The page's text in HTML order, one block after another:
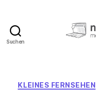
Suchen
KLEINES FERNSEHEN